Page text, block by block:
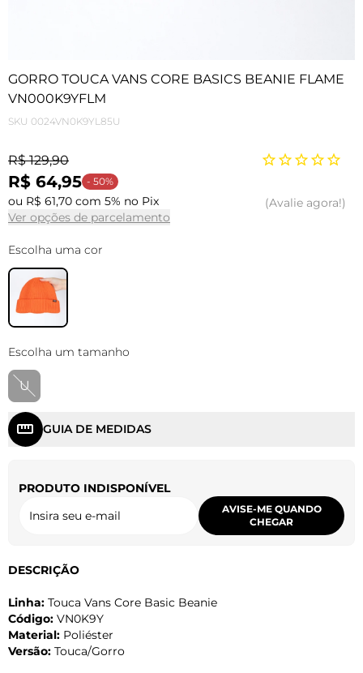
GORRO TOUCA VANS CORE BASICS BEANIE FLAME
VN000K9YFLM
SKU 0024VN0K9YL85U
R$ 129,90
R$ 64,95 - 50%
ou R$ 61,70 com 5% no Pix
Ver opções de parcelamento
Avalie agora!
Escolha uma cor
Escolha um tamanho
U
GUIA DE MEDIDAS
PRODUTO INDISPONÍVEL
AVISE-ME QUANDO
CHEGAR
DESCRIÇÃO
Linha: Touca Vans Core Basic Beanie
Código: VN0K9Y
Material: Poliéster
Versão: Touca/Gorro